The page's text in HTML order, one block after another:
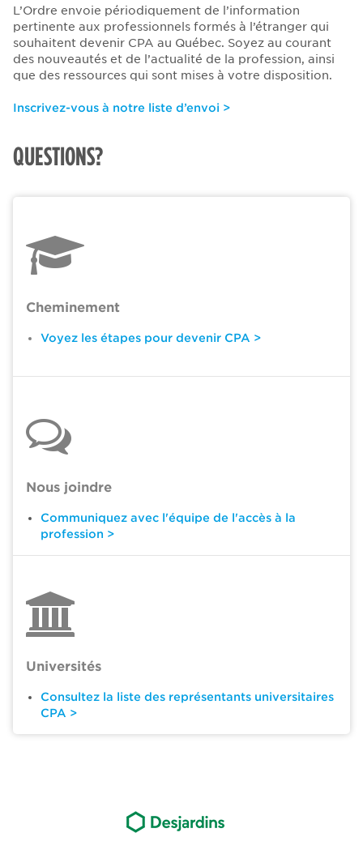
L’Ordre envoie périodiquement de l’information
pertinente aux professionnels formés à l’étranger qui
souhaitent devenir CPA au Québec. Soyez au courant
des nouveautés et de l’actualité de la profession, ainsi
que des ressources qui sont mises à votre disposition.
Inscrivez-vous à notre liste d’envoi >
QUESTIONS?
Cheminement
Voyez les étapes pour devenir CPA >
Nous joindre
Communiquez avec l'équipe de l'accès à la
profession >
Universités
Consultez la liste des représentants universitaires
CPA >